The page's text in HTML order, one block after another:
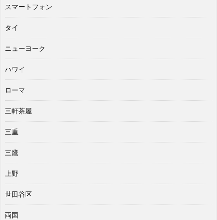
スマートフォン
タイ
ニューヨーク
ハワイ
ローマ
三軒茶屋
三重
三鷹
上野
世田谷区
両国